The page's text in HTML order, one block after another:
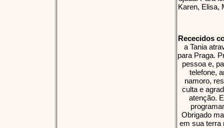
Karen, Elisa,
Rececidos
a Tania
para Praga.
pessoa e,
telefone,
namoro,
culta e
atenção.
Obrigado
em sua terra